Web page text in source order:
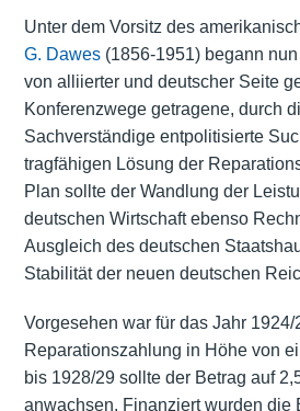
Unter dem Vorsitz des
G. Dawes(1856-1951) begann
von alliierter und deutscher Seite
Konferenzwege getragene, durch
Sachverständige entpolitisierte
tragfähigen Lösung der
Plan sollte der Wandlung der
deutschen Wirtschaft ebenso
Ausgleich des deutschen
Stabilität der neuen deutschen
Vorgesehen war für das Jahr 1924/
Reparationszahlung in Höhe von
bis 1928/29 sollte der Betrag auf
anwachsen. Finanziert wurden die